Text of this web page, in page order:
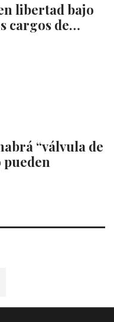
libertad bajo
cargos de…
“válvula de
pueden